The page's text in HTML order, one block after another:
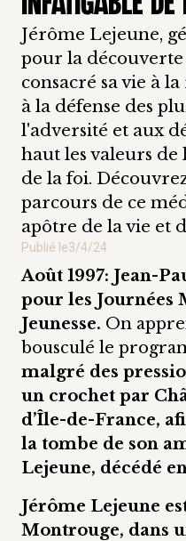
Jérôme Lejeune,
pour la découverte
consacré sa vie à
à la défense des
l'adversité et aux
haut les valeurs
de la foi.
parcours de ce
apôtre de la vie et
Publié le3/4/24
Août 1997: Jean-
pour les Journées
Jeunesse. On
bousculé le
malgré des
un crochet par
d’Île-de-France,
la tombe de son
Lejeune, décédé
Jérôme Lejeune
Montrouge, dans